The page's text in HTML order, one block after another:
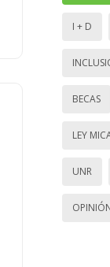
I + D
BECAS
LEY
UNR